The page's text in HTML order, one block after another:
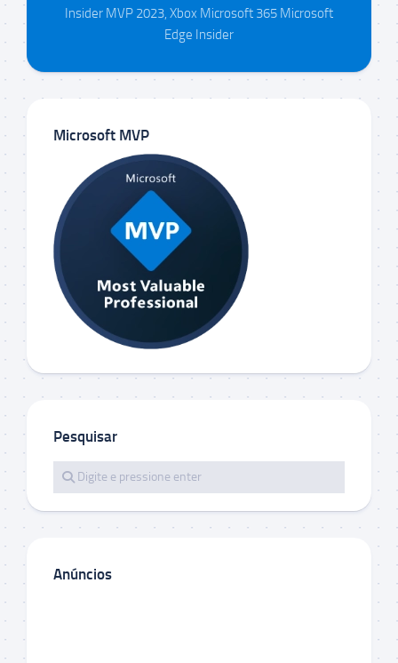
Insider MVP 2023, Xbox Microsoft 365 Microsoft
Edge Insider
Microsoft MVP
Pesquisar
Anúncios